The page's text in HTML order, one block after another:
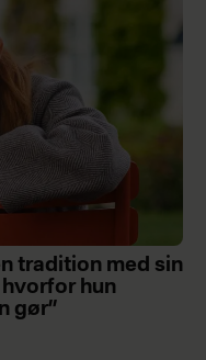
tradition med sin
hun
gør”